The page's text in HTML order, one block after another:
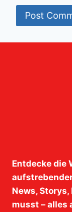
Entdecke die
News,
musst – alles